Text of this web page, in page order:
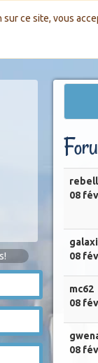
sur ce site, vous
08
08
mc62
08
08